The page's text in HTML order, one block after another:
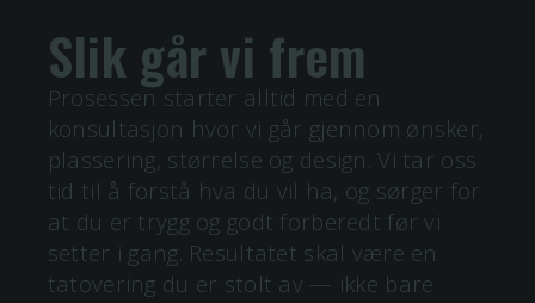
Slik går vi frem
Prosessen starter alltid med en
konsultasjon hvor vi går gjennom ønsker,
plassering, størrelse og design. Vi tar oss
tid til å forstå hva du vil ha, og sørger for
at du er trygg og godt forberedt før vi
setter i gang. Resultatet skal være en
tatovering du er stolt av — ikke bare